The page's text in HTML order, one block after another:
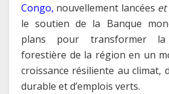
Congo, nouvellement lancées et
le soutien de la Banque
plans pour transformer la
forestière de la région en un
croissance résiliente au climat,
durable et d’emplois verts.